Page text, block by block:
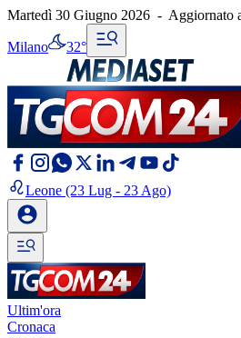
Martedì 30 Giugno 2026 - Aggiornato
Milano 32°
Leone (23 Lug - 23 Ago)
Ultim'ora
Cronaca